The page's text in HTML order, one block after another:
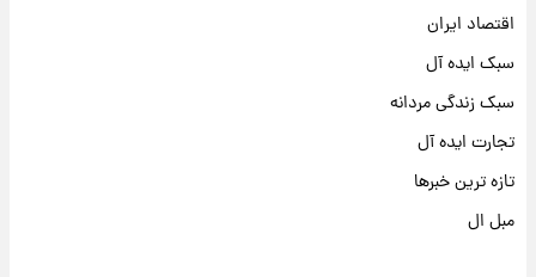
اقتصاد ایران
سبک ایده آل
سبک زندگی مردانه
تجارت ایده آل
تازه ترین خبرها
مبل ال